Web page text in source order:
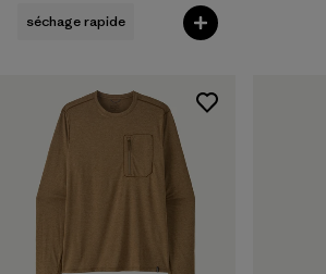
séchage rapide